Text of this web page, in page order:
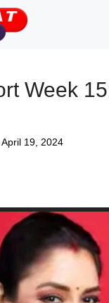
Week 15:
April 19, 2024